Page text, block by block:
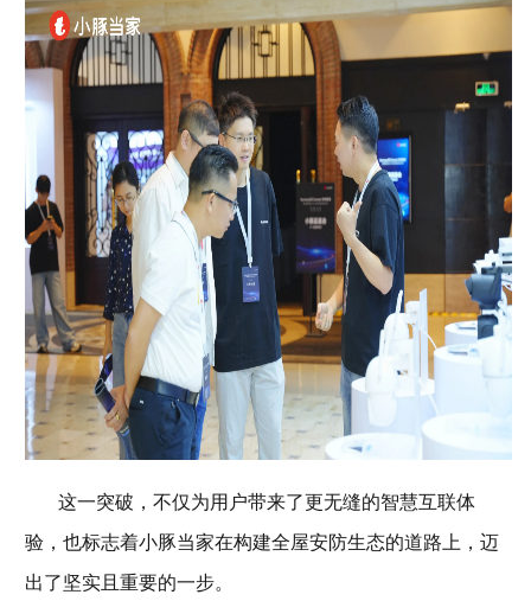
这一突破，不仅为用户带来了更无缝的智慧互联体
验，也标志着小豚当家在构建全屋安防生态的道路上，迈
出了坚实且重要的一步。